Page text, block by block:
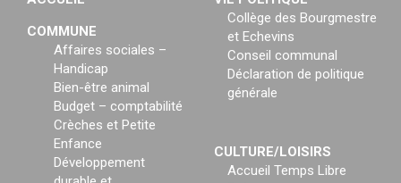
COMMUNE
Affaires sociales –
Handicap
Bien-être animal
Budget – comptabilité
Crèches et Petite
Enfance
Développement
Collège des Bourgmestre
et Echevins
Conseil communal
Déclaration de politique
générale
CULTURE/LOISIRS
Accueil Temps Libre